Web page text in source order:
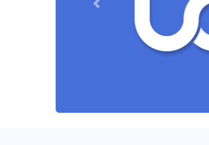
Anterior